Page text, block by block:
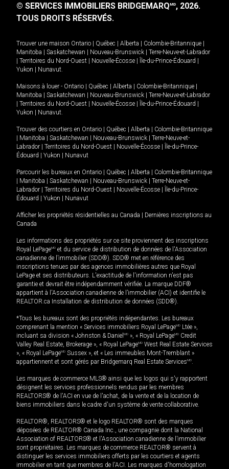
© SERVICES IMMOBILIERS BRIDGEMARQMD, 2026.
TOUS DROITS RÉSERVÉS.
Trouver une maison Ontario Québec Alberta Colombie-Britannique
Manitoba
Saskatchewan Nouveau-Brunswick
Terre-Neuve-et-Labrador
Territoires du Nord-Ouest Nouvelle-Écosse Île-du-Prince-Édouard
Yukon
Nunavut.
Maisons à louer - Ontario Québec Alberta Colombie-Britannique
Manitoba
Saskatchewan Nouveau-Brunswick
Terre-Neuve-et-Labrador
Territoires du Nord-Ouest Nouvelle-Écosse Île-du-Prince-Édouard
Yukon
Nunavut.
Trouver des courtiers en Ontario Québec Alberta
Colombie-Britannique
Manitoba Saskatchewan Nouveau-Brunswick
Terre-Neuve-et-
Labrador
Territoires du Nord-Ouest Nouvelle-Écosse
Île-du-Prince-
Édouard
Yukon Nunavut
Parcourir les bureaux en Ontario Québec Alberta
Colombie-Britannique
Manitoba Saskatchewan Nouveau-Brunswick
Terre-Neuve-et-
Labrador
Territoires du Nord-Ouest Nouvelle-Écosse
Île-du-Prince-
Édouard
Yukon Nunavut
Afficher les propriétés résidentielles au Canada
Dernières inscriptions au
Canada
Les informations des propriétés sur ce site proviennent des inscriptions
Royal LePageMD et du service de distribution de données de l'Association
canadienne de l’immobilier (SDD®). SDD® met en référence des
inscriptions tenues par des agences immobilières autres que Royal
LePage et ses distributeurs. L'exactitude de l'information n'est pas
garantie et devrait être indépendamment vérifiée. La marque DDF®
appartient à l'Association canadienne de l’immobilier (ACI) et identifie le
REALTOR.ca Installation de distribution de données (SDD®).
*Tous les bureaux sont des propriétés indépendantes. Les bureaux
comprenant la mention « Services immobiliers Royal LePageMD Ltée »,
incluant sa division « Johnston & Daniel MD », « Royal LePageMD Credit
Valley Real Estate, Brokerage », « Royal LePageMD West Real Estate Services
», « Royal LePageMD Sussex », et « Les immeubles Mont-Tremblant »
appartiennent et sont gérés par Bridgemarq Real Estate ServicesMD.
Les marques de commerce MLS® ainsi que les logos qui s'y rapportent
désignent les services professionnels rendus par les membres
REALTORS® de l'ACI en vue de l'achat, de la vente et de la location de
biens immobiliers dans le cadre d'un système de vente collaborative.
REALTOR®, REALTORS® et le logo REALTOR® sont des marques
déposées de REALTOR® Canada Inc., une compagnie dont la National
Association of REALTORS® et l'Association canadienne de l’immobilier
sont propriétaires. Les marques de commerce REALTOR® servent à
distinguer les services immobiliers offerts par les courtiers et agents
immobilier en tant que membres de l'ACI. Les marques d'homologation